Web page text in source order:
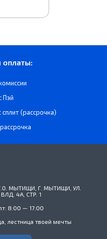
оплаты:
Пэй
сплит (рассрочка)
МЫТИЩИ, Г. МЫТИЩИ, УЛ.
4А, СТР. 1
8:00 — 17:00
лестница твоей мечты